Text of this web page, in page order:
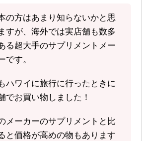
の方はあまり知らないかと思
すが、海外では実店舗も数多
る超大手のサプリメントメー
です。
ハワイに旅行に行ったときに
でお買い物しました！
メーカーのサプリメントと比
と価格が高めの物もあります